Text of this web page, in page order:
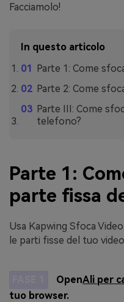
Facciamolo!
In questo articolo
Parte 1: Come
Parte 2: Come
Parte III: Come
telefono?
Parte 1:
parte fissa
Usa Kapwing Sfoca
le parti fisse del tuo
OpenAli per
tuo browser.